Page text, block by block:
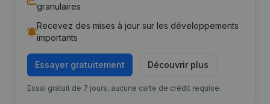
granulaires
Recevez des mises à jour sur les développements
importants
Essayer gratuitement Découvrir plus
Essai gratuit de 7 jours, aucune carte de crédit requise.